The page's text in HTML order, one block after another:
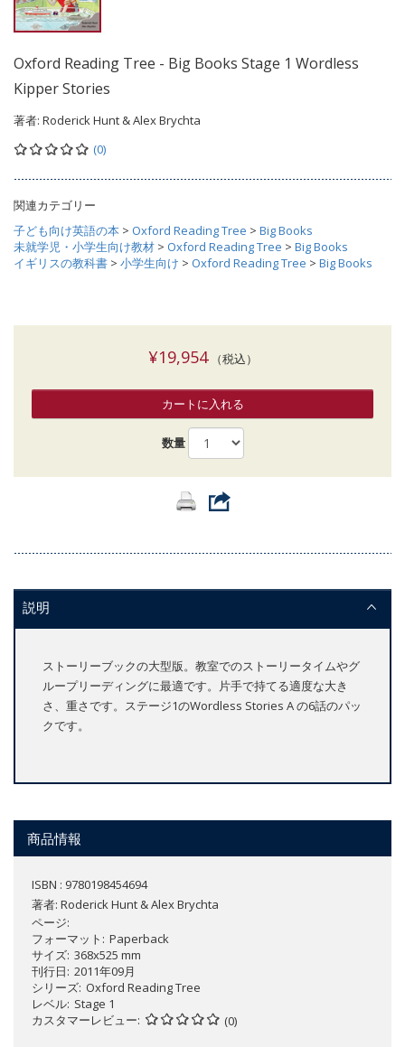
Oxford Reading Tree - Big Books Stage 1 Wordless
Kipper Stories
著者: Roderick Hunt & Alex Brychta
(0)
関連カテゴリー
子ども向け英語の本 > Oxford Reading Tree > Big Books
未就学児・小学生向け教材 > Oxford Reading Tree > Big Books
イギリスの教科書 > 小学生向け > Oxford Reading Tree > Big Books
¥19,954（税込）
カートに入れる
数量
説明
ストーリーブックの大型版。教室でのストーリータイムやグ
ループリーディングに最適です。片手で持てる適度な大き
さ、重さです。ステージ1のWordless Stories A の6話のパッ
クです。
商品情報
ISBN : 9780198454694
著者: Roderick Hunt & Alex Brychta
ページ
フォーマット
Paperback
サイズ 368x525 mm
刊行日 2011年09月
シリーズ Oxford Reading Tree
レベル Stage 1
カスタマーレビュー
(0)